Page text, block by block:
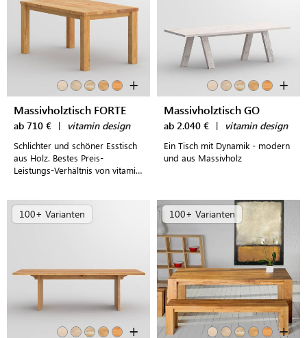
+
Massivholztisch FORTE
ab 710 € | vitamin design
Schlichter und schöner Esstisch
aus Holz. Bestes Preis-
Leistungs-Verhältnis von vitamin
+
Massivholztisch GO
ab 2.040 € | vitamin design
Ein Tisch mit Dynamik - modern
und aus Massivholz
100+ Varianten
+
100+ Varianten
+